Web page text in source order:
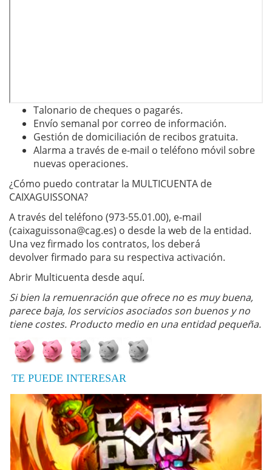
Talonario de cheques o pagarés.
Envío semanal por correo de información.
Gestión de domiciliación de recibos gratuita.
Alarma a través de e-mail o teléfono móvil sobre
nuevas operaciones.
¿Cómo puedo contratar la MULTICUENTA de
CAIXAGUISSONA?
A través del teléfono (973-55.01.00), e-mail
(caixaguissona@cag.es) o desde la web de la entidad.
Una vez firmado los contratos, los deberá
devolver firmado para su respectiva activación.
Abrir Multicuenta desde aquí.
Si bien la remuenración que ofrece no es muy buena,
parece baja, los servicios asociados son buenos y no
tiene costes. Producto medio en una entidad pequeña.
TE PUEDE INTERESAR